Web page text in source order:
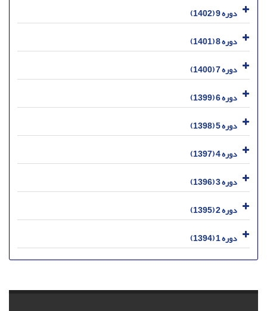
دوره 9 (1402)
دوره 8 (1401)
دوره 7 (1400)
دوره 6 (1399)
دوره 5 (1398)
دوره 4 (1397)
دوره 3 (1396)
دوره 2 (1395)
دوره 1 (1394)